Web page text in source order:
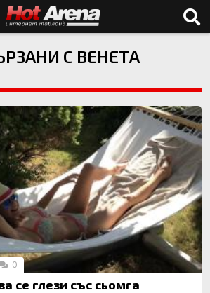
С ВЕНЕТА
се глези със сьомга
0